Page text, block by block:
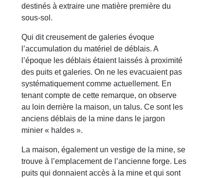
destinés à extraire une matière première du
sous-sol.
Qui dit creusement de galeries évoque
l’accumulation du matériel de déblais. A
l’époque les déblais étaient laissés à proximité
des puits et galeries. On ne les evacuaient pas
systématiquement comme actuellement. En
tenant compte de cette remarque, on observe
au loin derrière la maison, un talus. Ce sont les
anciens déblais de la mine dans le jargon
minier « haldes ».
La maison, également un vestige de la mine, se
trouve à l’emplacement de l’ancienne forge. Les
puits qui donnaient accès à la mine et qui sont